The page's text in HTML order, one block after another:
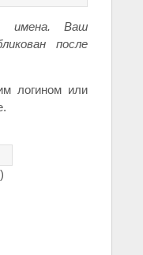
имена. Ваш
после
логином или